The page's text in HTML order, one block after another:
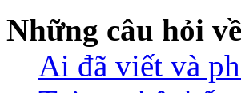
Những câu hỏi
Ai đã viết và